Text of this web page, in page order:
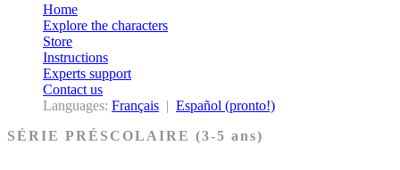
Home
Explore the characters
Store
Instructions
Experts support
Contact us
Languages: Français | Español (pronto!)
SÉRIE PRÉSCOLAIRE (3-5 ans)